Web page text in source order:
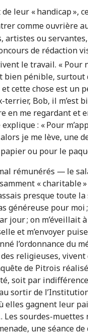
leur « handicap »,
comme ouvrière
artistes ou
de réda­ction
le travail. « Pour
pénible, surtout
chose est un
Bob, il m’est
en me regardant et
: « Pour
je me lève, une
ou pour le
rémunérés — le
« charitable »
presque toute
généreuse pour
jour ; on m’éveillait
et m’envoyer
l’ordonnance du
religieuses,
de Pitrois
soit par
sortir de
elles gagnent leur
sourdes-muettes
une séance de